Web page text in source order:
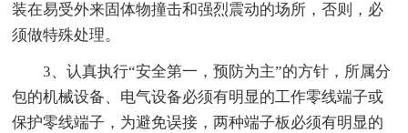
装在易受外来固体物撞击和强烈震动的场所，否则，必
须做特殊处理。
3、认真执行“安全第一，预防为主”的方针，所属分
包的机械设备、电气设备必须有明显的工作零线端子或
保护零线端子，为避免误接，两种端子板必须有明显的